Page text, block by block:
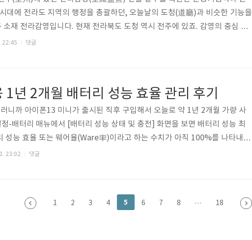
대에 전라도 지역의 행정을 총괄하던, 오늘날의 도청(道廳)과 비슷한 기능을
소재 전라감영입니다. 현재 전라북도 도청 역시 전주에 있죠. 감영의 중심 건
각인 관풍각, 관찰사와 그 가족이 거주하던 내아, 연신당, 선화당 앞 내삼문
22:45 댓글
1년 2개월 배터리 성능 효율 관리 후기
니까 아이폰13 미니가 출시된 직후 구입해서 오늘로 약 1년 2개월 가량 사
-배터리 매뉴에서 [배터리 성능 상태 및 충전] 화면을 보면 배터리 성능 최
성능 효율 또는 웨어율(Ware率)이라고 하는 수치가 아직 100%를 나타내고
100% 표시 구간을 다소 넉넉하게 설정하는 경우가 많기에 숫자 그대로 믿
치는 85%에서 95% 사이가 되기 마련입니다. 그리고 80% 아래로 떨어지면
23:02 댓글
1 2 3 4 5 6 7 8 ··· 18